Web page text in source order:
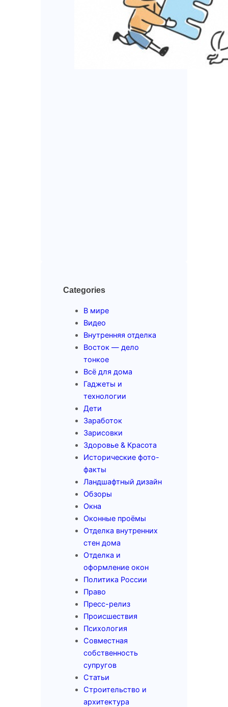
Categories
В мире
Видео
Внутренняя отделка
Восток — дело
тонкое
Всё для дома
Гаджеты и
технологии
Дети
Заработок
Зарисовки
Здоровье & Красота
Исторические фото-
факты
Ландшафтный дизайн
Обзоры
Окна
Оконные проёмы
Отделка внутренних
стен дома
Отделка и
оформление окон
Политика России
Право
Пресс-релиз
Происшествия
Психология
Совместная
собственность
супругов
Статьи
Строительство и
архитектура